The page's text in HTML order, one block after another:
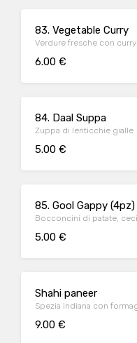
83. Vegetable Curry
Verdure fresche con
6.00 €
84. Daal Suppa
Zuppa di lenticchie gialle
5.00 €
85. Gool Gappy (4pz)
Bocconcini di patate,
5.00 €
Shahi paneer
Spezia indiana con
9.00 €